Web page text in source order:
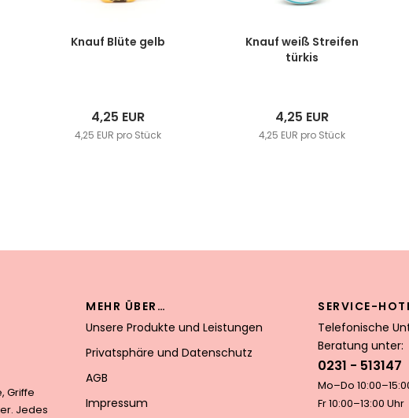
Knauf Blüte gelb
4,25 EUR
4,25 EUR pro Stück
Knauf weiß Streifen
türkis
4,25 EUR
4,25 EUR pro Stück
Griffe
Jedes
MEHR ÜBER…
Unsere Produkte und Leistungen
Privatsphäre und Datenschutz
AGB
Impressum
SERVICE-
Telefonische
Beratung unter:
0231 - 513147
Mo–Do
Fr 10:00–13:00 Uhr